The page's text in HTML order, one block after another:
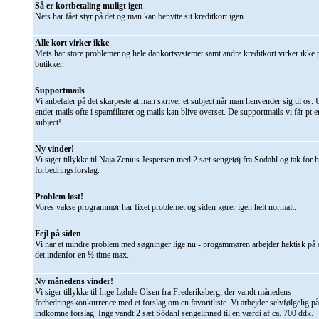
Så er kortbetaling muligt igen
Nets har fået styr på det og man kan benytte sit kreditkort igen
Alle kort virker ikke
Mets har store problemer og hele dankortsystemet samt andre kreditkort virker ikke
butikker.
Supportmails
Vi anbefaler på det skarpeste at man skriver et subject når man henvender sig til os.
ender mails ofte i spamfilteret og mails kan blive overset. De supportmails vi får pt
subject!
Ny vinder!
Vi siger tillykke til Naja Zenius Jespersen med 2 sæt sengetøj fra Södahl og tak for
forbedringsforslag.
Problem løst!
Vores vakse programmør har fixet problemet og siden kører igen helt normalt.
Fejl på siden
Vi har et mindre problem med søgninger lige nu - progammøren arbejder hektisk på
det indenfor en ½ time max.
Ny månedens vinder!
Vi siger tillykke til Inge Løhde Olsen fra Frederiksberg, der vandt månedens
forbedringskonkurrence med et forslag om en favoritliste. Vi arbejder selvfølgelig
indkomne forslag. Inge vandt 2 sæt Södahl sengelinned til en værdi af ca. 700 ddk.